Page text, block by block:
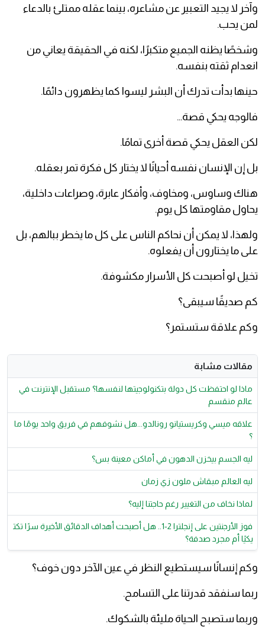
وآخر لا يجيد التعبير عن مشاعره، بينما عقله ممتلئ بالدعاء
لمن يحب.
وشخصًا يظنه الجميع متكبرًا، لكنه في الحقيقة يعاني من
انعدام ثقته بنفسه.
حينها بدأت تدرك أن البشر ليسوا كما يظهرون دائمًا.
فالوجه يحكي قصة…
لكن العقل يحكي قصة أخرى تمامًا.
بل إن الإنسان نفسه أحيانًا لا يختار كل فكرة تمر بعقله.
هناك وساوس، ومخاوف، وأفكار عابرة، وصراعات داخلية،
يحاول مقاومتها كل يوم.
ولهذا، لا يمكن أن نحاكم الناس على كل ما يخطر ببالهم، بل
على ما يختارون أن يفعلوه.
تخيل لو أصبحت كل الأسرار مكشوفة.
كم صديقًا سيبقى؟
وكم علاقة ستستمر؟
مقالات مشابة
ماذا لو احتفظت كل دولة بتكنولوجيتها لنفسها؟ مستقبل الإنترنت في
عالم منقسم
علاقه ميسي وكريستيانو رونالدو...هل نشوفهم في فريق واحد يومًا ما
؟
ليه الجسم بيخزن الدهون في أماكن معينة بس؟
ليه العالم مبقاش ملون زي زمان
لماذا نخاف من التغيير رغم حاجتنا إليه؟
فوز الأرجنتين على إنجلترا 2-1.. هل أصبحت أهداف الدقائق الأخيرة سرًا تكت
يكيًا أم مجرد صدفة؟
وكم إنسانًا سيستطيع النظر في عين الآخر دون خوف؟
ربما سنفقد قدرتنا على التسامح.
وربما ستصبح الحياة مليئة بالشكوك.